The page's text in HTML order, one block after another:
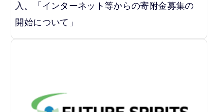
入。「インターネット等からの寄附金募集の
開始について」